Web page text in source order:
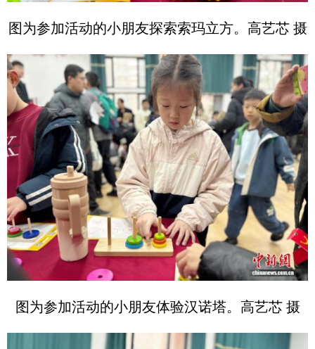
图为参加活动的小朋友探索索玛立方。高艺芯 摄
图为参加活动的小朋友体验汉诺塔。高艺芯 摄